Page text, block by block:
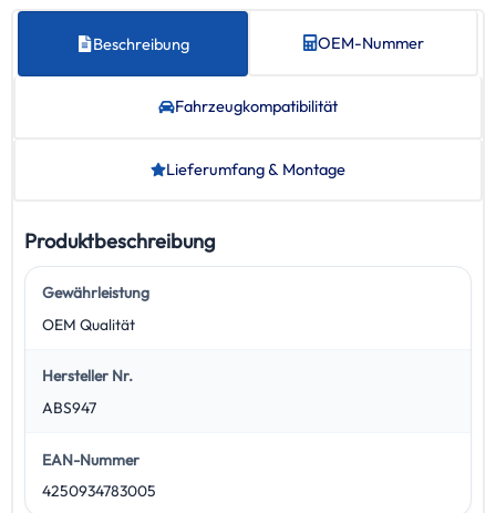
Beschreibung OEM-Nummer
Fahrzeug­kompatibilität
Lieferumfang & Montage
Produktbeschreibung
Gewährleistung
OEM Qualität
Hersteller Nr.
ABS947
EAN-Nummer
4250934783005